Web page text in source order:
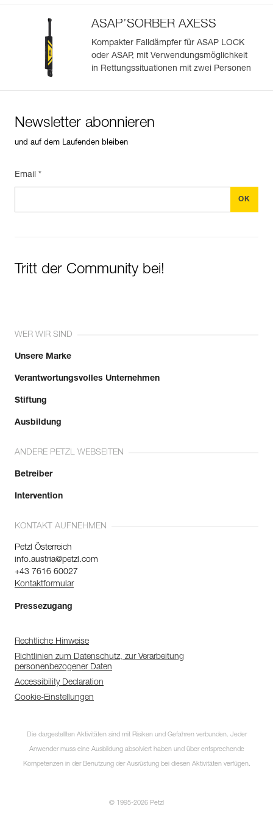
Importieren und exportieren Sie problemlos die Daten
Ihrer vorhandenen PSA-Bestände.
Sehen Sie sich die Geschichte eines Produkts ab dem
Herstellungsdatum an.
ASAP’SORBER AXESS
Kompakter Falldämpfer für ASAP LOCK
oder ASAP, mit Verwendungsmöglichkeit
in Rettungssituationen mit zwei Personen
Newsletter abonnieren
und auf dem Laufenden bleiben
Email *
Tritt der Community bei!
WER WIR SIND
Unsere Marke
Verantwortungsvolles Unternehmen
Stiftung
Ausbildung
ANDERE PETZL WEBSEITEN
Betreiber
Intervention
KONTAKT AUFNEHMEN
Petzl Österreich
info.austria@petzl.com
+43 7616 60027
Kontaktformular
Pressezugang
Rechtliche Hinweise
Richtlinien zum Datenschutz, zur Verarbeitung
personenbezogener Daten
Accessibility Declaration
Cookie-Einstellungen
Die dargestellten Aktivitäten sind mit Risiken und Gefahren verbunden. Jeder
Anwender muss eine Ausbildung absolviert haben und über entsprechende
Kompetenzen in der Benutzung der Ausrüstung bei diesen Aktivitäten verfügen.
© 1995-2026 Petzl